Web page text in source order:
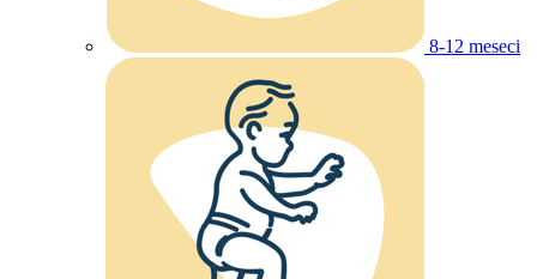
8-12 meseci